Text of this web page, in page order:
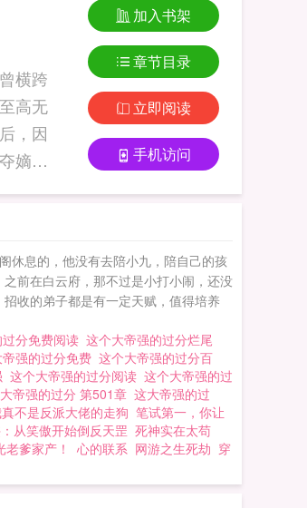
横跨
高无
，因
嫡，
二
加入书架
章节目录
立即阅读
手机访问
休息的，他没有去陪小九，陪自己的孩
前在白云府，那不过是小打小闹，还没
收的弟子都是有一定天赋，值得培养
分免费阅读 这个大帝强的过分烂尾
强的过分免费 这个大帝强的过分百
这个大帝强的过分阅读 这个大帝强的过
帝强的过分 第501章 这大帝强的过
不是反派大佬的走狗 笔试第一，你让
从笑傲开始倒反天罡 死神实在太苟
爹家产！ 心的联系 网游之生死劫 穿